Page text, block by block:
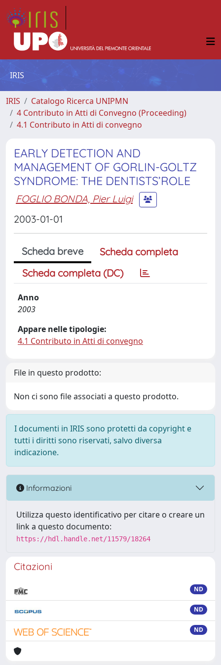
IRIS
IRIS
Catalogo Ricerca UNIPMN
4 Contributo in Atti di Convegno (Proceeding)
4.1 Contributo in Atti di convegno
EARLY DETECTION AND
MANAGEMENT OF GORLIN-GOLTZ
SYNDROME: THE DENTISTS’ROLE
FOGLIO BONDA, Pier Luigi
2003-01-01
Scheda breve
Scheda completa
Scheda completa (DC)
Anno
2003
Appare nelle tipologie:
4.1 Contributo in Atti di convegno
File in questo prodotto:
Non ci sono file associati a questo prodotto.
I documenti in IRIS sono protetti da copyright e
tutti i diritti sono riservati, salvo diversa
indicazione.
Informazioni
Utilizza questo identificativo per citare o creare un
link a questo documento:
https://hdl.handle.net/11579/18264
Citazioni
ND
ND
ND